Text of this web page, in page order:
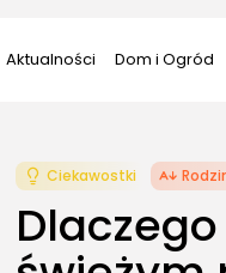
Aktualności Dom i Ogród
Ciekawostki